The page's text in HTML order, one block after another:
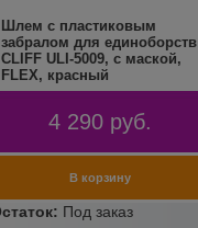
Шлем с пластиковым
забралом для единоборств
CLIFF ULI-5009, с маской,
FLEX, красный
4 290 руб.